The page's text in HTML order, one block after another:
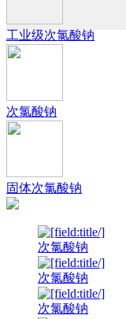
工业级次氯酸钠
次氯酸钠
固体次氯酸钠
次氯酸钠
次氯酸钠
次氯酸钠